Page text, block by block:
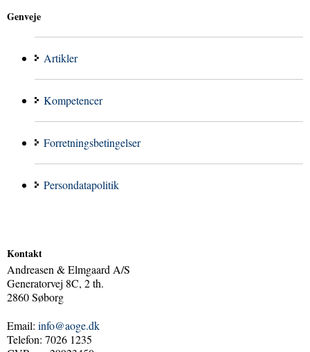
Genveje
Artikler
Kompetencer
Forretningsbetingelser
Persondatapolitik
Kontakt
Andreasen & Elmgaard A/S
Generatorvej 8C, 2 th.
2860 Søborg
Email: info@aoge.dk
Telefon: 7026 1235